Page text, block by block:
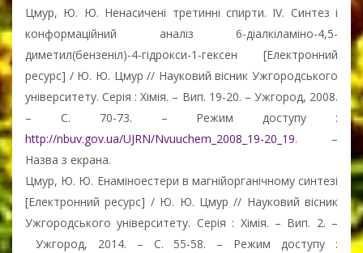
Цмур, Ю. Ю. Ненасичені третинні спирти. IV. Синтез і
конформаційний аналіз 6-діалкіламіно-4,5-
диметил(бензеніл)-4-гідрокси-1-гексен [Електронний
ресурс] / Ю. Ю. Цмур // Науковий вісник Ужгородського
університету. Серія : Хімія. – Вип. 19-20. – Ужгород, 2008.
– С. 70-73. – Режим доступу :
http://nbuv.gov.ua/UJRN/Nvuuchem_2008_19-20_19. –
Назва з екрана.
Цмур, Ю. Ю. Енаміноеcтери в магнійорганічному синтезі
[Електронний ресурс] / Ю. Ю. Цмур // Науковий вісник
Ужгородського університету. Серія : Хімія. – Вип. 2. –
Ужгород, 2014. – С. 55-58. – Режим доступу :